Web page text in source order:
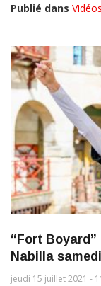
Publié dans
“Fort
Nabilla
jeudi 15 juillet 2021 -